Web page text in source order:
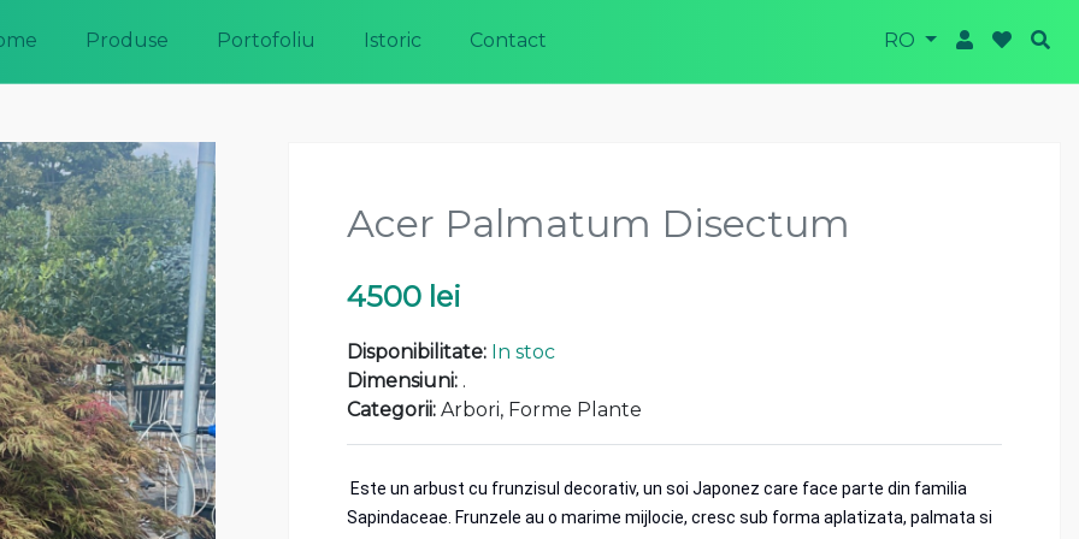
Produse Portofoliu Istoric Contact RO
Acer Palmatum Disectum
4500 lei
Disponibilitate: In stoc
Dimensiuni: .
Categorii: Arbori, Forme Plante
Este un arbust cu frunzisul decorativ, un soi Japonez care face parte din familia
Sapindaceae. Frunzele au o marime mijlocie, cresc sub forma aplatizata, palmata si